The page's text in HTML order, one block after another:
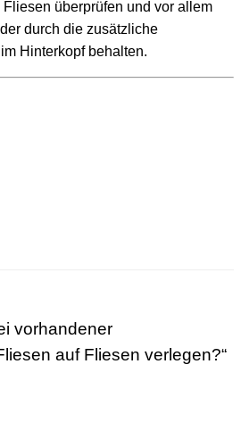
überprüfen und vor allem
durch die zusätzliche
Hinterkopf behalten.
vorhandener
auf Fliesen verlegen?“